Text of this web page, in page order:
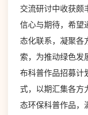
交流研讨中收获颇
信心与期待，希望
态化联系，凝聚各
索，为推动绿色发
布科普作品招募计
式，以期汇集各方
态环保科普作品，